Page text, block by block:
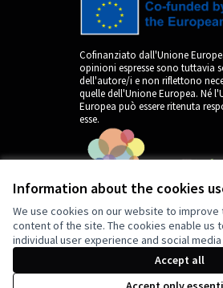
Information about the cookies
We use cookies on our website to
content of the site. The cookies enable us
individual user experience and social media
Accept all
Cofinanziato dall'Unione
opinioni espresse sono tuttavia
dell'autore/i e non riflettono
quelle dell'Unione Europea. Né
Europea può essere ritenuta
esse.
by